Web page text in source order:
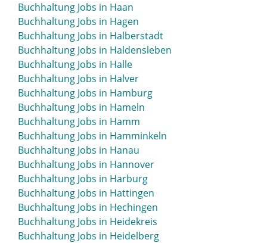
Buchhaltung Jobs in Grimma
Buchhaltung Jobs in Grimmen
Buchhaltung Jobs in Grömitz
Buchhaltung Jobs in Großenhain
Buchhaltung Jobs in Großröhrsdorf
Buchhaltung Jobs in Grünstadt
Buchhaltung Jobs in Gummersbach
Buchhaltung Jobs in Günzburg
Buchhaltung Jobs in Gunzenhausen
Buchhaltung Jobs in Gütersloh
Buchhaltung Jobs in Haan
Buchhaltung Jobs in Hagen
Buchhaltung Jobs in Halberstadt
Buchhaltung Jobs in Haldensleben
Buchhaltung Jobs in Halle
Buchhaltung Jobs in Halver
Buchhaltung Jobs in Hamburg
Buchhaltung Jobs in Hameln
Buchhaltung Jobs in Hamm
Buchhaltung Jobs in Hamminkeln
Buchhaltung Jobs in Hanau
Buchhaltung Jobs in Hannover
Buchhaltung Jobs in Harburg
Buchhaltung Jobs in Hattingen
Buchhaltung Jobs in Hechingen
Buchhaltung Jobs in Heidekreis
Buchhaltung Jobs in Heidelberg